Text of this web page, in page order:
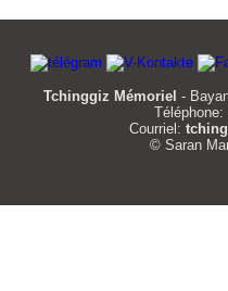
Tchinggiz Mémoriel -
Téléphone:
Courriel:
© Saran